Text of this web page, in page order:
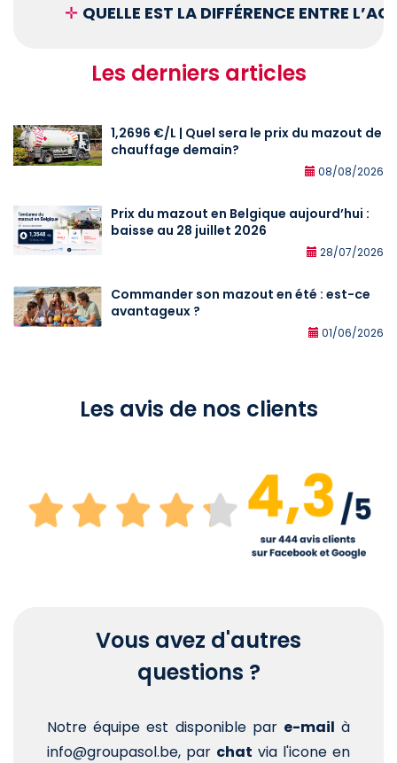
✛ QUELLE EST LA DIFFÉRENCE ENTRE
Les derniers articles
1,2696 €/L | Quel sera le prix du mazout de
chauffage demain?
08/08/2026
Prix du mazout en Belgique aujourd’hui :
baisse au 28 juillet 2026
28/07/2026
Commander son mazout en été : est-ce
avantageux ?
01/06/2026
Les avis de nos clients
Vous avez d'autres
questions ?
Notre équipe est disponible par e-mail à
info@groupasol.be, par chat via l'icone en